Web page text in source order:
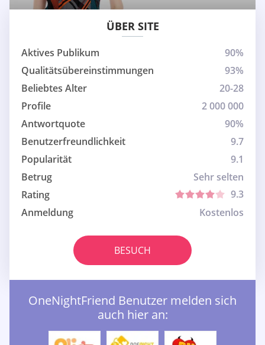
ÜBER SITE
Aktives Publikum
90%
Qualitätsübereinstimmungen
93%
Beliebtes Alter
20-28
Profile
2 000 000
Antwortquote
90%
Benutzerfreundlichkeit
9.7
Popularität
9.1
Betrug
Sehr selten
Rating
9.3
Anmeldung
Kostenlos
BESUCH
OneNightFriend Benutzer melden sich
auch hier an: